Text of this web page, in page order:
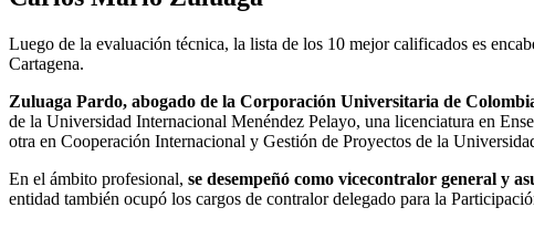
Luego de la evaluación técnica, la lista de los 10 mejor calificados es
Cartagena.
Zuluaga Pardo, abogado de la Corporación Universitaria de
de la Universidad Internacional Menéndez Pelayo, una licenciatura en
otra en Cooperación Internacional y Gestión de Proyectos de la
En el ámbito profesional, se desempeñó como vicecontralor general y
entidad también ocupó los cargos de contralor delegado para la